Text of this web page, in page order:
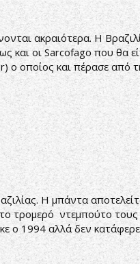
ακραιότερα. Η
και οι Sarcofago που θα
ο οποίος και πέρασε από
Η μπάντα
τρομερό ντεμπούτο
ο 1994 αλλά δεν κατάφερε